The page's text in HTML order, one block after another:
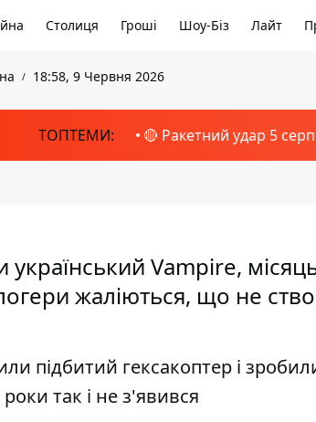
Столиця Гроші Шоу-Біз Лайт
18:58, 9 Червня 2026
ТОПТЕМИ: 🔴 Ракетний удар 5
український Vampire,
жаліються, що не
підбитий гексакоптер і
так і не з'явився